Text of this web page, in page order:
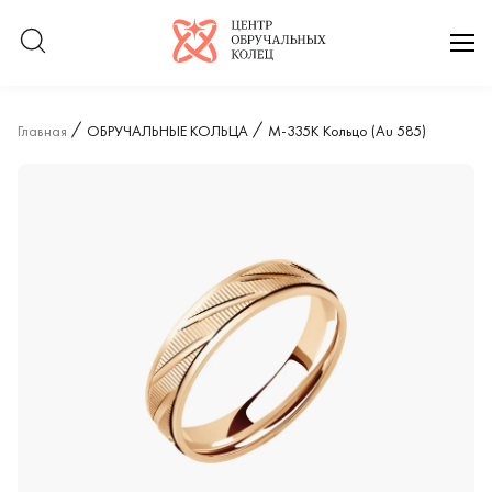
Логотип компании
Главная ОБРУЧАЛЬНЫЕ КОЛЬЦА М-335К Кольцо (Au 585)